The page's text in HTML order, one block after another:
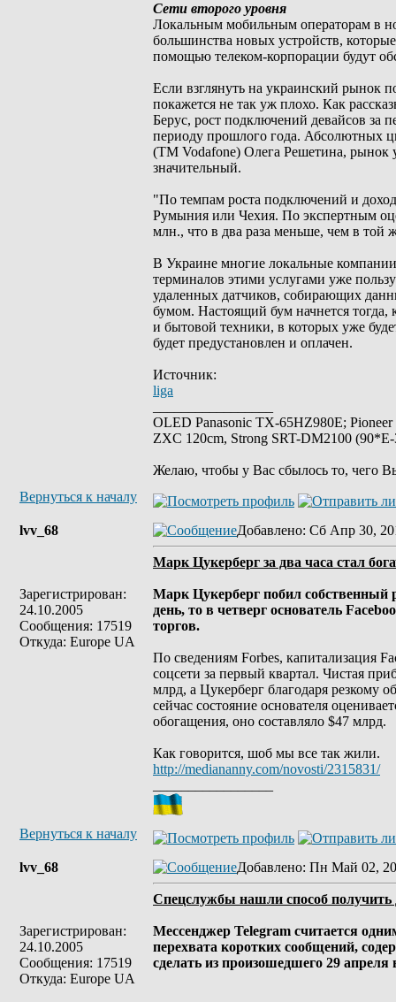
Сети второго уровня
Локальным мобильным операторам в
большинства новых устройств,
помощью телеком-корпорации будут
Если взглянуть на украинский рынок
покажется не так уж плохо. Как
Берус, рост подключений девайсов за
периоду прошлого года. Абсолютных
(ТМ Vodafone) Олега Решетина, рынок
значительный.
"По темпам роста подключений и
Румыния или Чехия. По экспертным
млн., что в два раза меньше, чем в той
В Украине многие локальные
терминалов этими услугами уже
удаленных датчиков, собирающих
бумом. Настоящий бум начнется
и бытовой техники, в которых уже
будет предустановлен и оплачен.
Источник:
liga
OLED Panasonic TX-65HZ980E;
ZXC 120cm, Strong SRT-DM2100
Желаю, чтобы у Вас сбылось то, чего
Вернуться к началу
lvv_68
Зарегистрирован:
24.10.2005
Сообщения: 17519
Откуда: Europe UA
Добавлено: Сб Апр 30,
Марк Цукерберг за два часа стал
Марк Цукерберг побил собственный
день, то в четверг основатель
торгов.
По сведениям Forbes, капитализация
соцсети за первый квартал. Чистая
млрд, а Цукерберг благодаря резкому
сейчас состояние основателя
обогащения, оно составляло $47 млрд.
Как говорится, шоб мы все так жили.
http://mediananny.com/novosti/2315831/
Вернуться к началу
lvv_68
Зарегистрирован:
24.10.2005
Сообщения: 17519
Откуда: Europe UA
Добавлено: Пн Май 02,
Спецслужбы нашли способ получить
Мессенджер Telegram считается
перехвата коротких сообщений,
сделать из произошедшего 29